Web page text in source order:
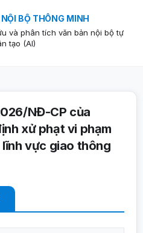
BỘ THÔNG MINH
và phân tích văn bản nội bộ tự
tạo (AI)
NĐ-CP của
xử phạt vi phạm
vực giao thông